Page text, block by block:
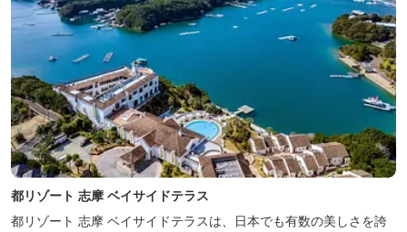
都リゾート 志摩 ベイサイドテラス
都リゾート 志摩 ベイサイドテラスは、日本でも有数の美しさを誇